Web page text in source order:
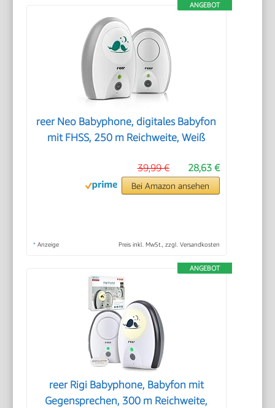
ANGEBOT
reer Neo Babyphone, digitales Babyfon
mit FHSS, 250 m Reichweite, Weiß
28,63 €
39,99 €
Bei Amazon ansehen
* Anzeige Preis inkl. MwSt., zzgl. Versandkosten
ANGEBOT
reer Rigi Babyphone, Babyfon mit
Gegensprechen, 300 m Reichweite,